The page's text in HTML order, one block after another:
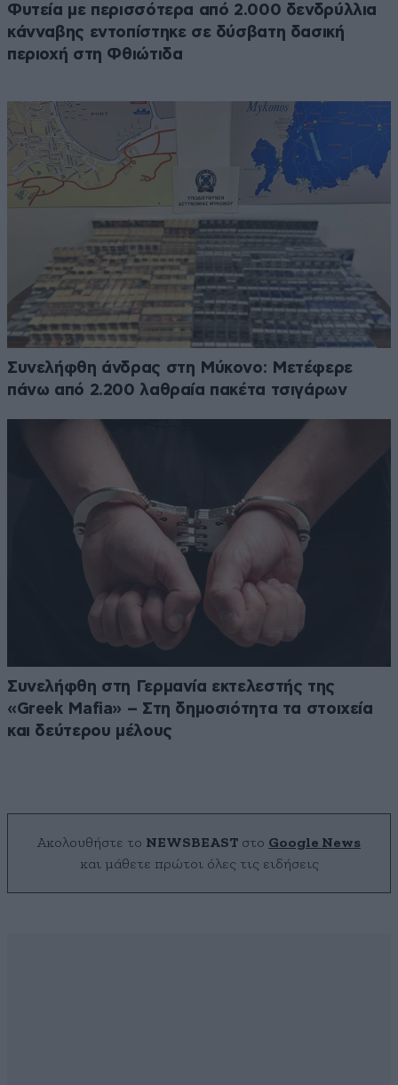
Φυτεία με περισσότερα από 2.000 δενδρύλλια
κάνναβης εντοπίστηκε σε δύσβατη δασική
περιοχή στη Φθιώτιδα
Συνελήφθη άνδρας στη Μύκονο: Μετέφερε
πάνω από 2.200 λαθραία πακέτα τσιγάρων
Συνελήφθη στη Γερμανία εκτελεστής της
«Greek Mafia» – Στη δημοσιότητα τα στοιχεία
και δεύτερου μέλους
Ακολουθήστε το NEWSBEAST στο Google News
και μάθετε πρώτοι όλες τις ειδήσεις